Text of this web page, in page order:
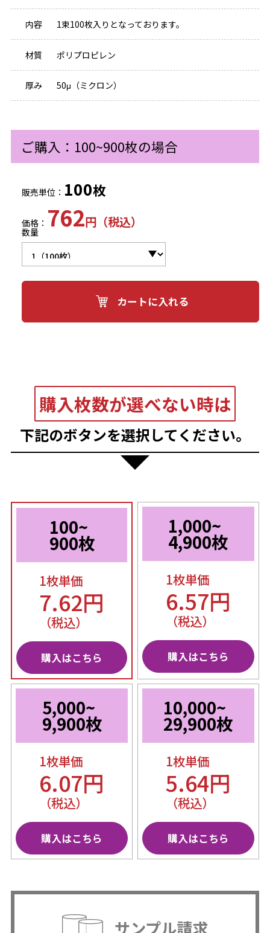
内容 1束100枚入りとなっております。
材質 ポリプロピレン
厚み 50μ（ミクロン）
ご購入：100~900枚の場合
販売単位： 100枚
価格： 762円（税込）
数量
カートに入れる
購入枚数が選べない時は
下記のボタンを選択してください。
100~
900枚
1枚単価
7.62円
（税込）
購入はこちら
1,000~
4,900枚
1枚単価
6.57円
（税込）
購入はこちら
5,000~
9,900枚
1枚単価
6.07円
（税込）
購入はこちら
10,000~
29,900枚
1枚単価
5.64円
（税込）
購入はこちら
サンプル請求